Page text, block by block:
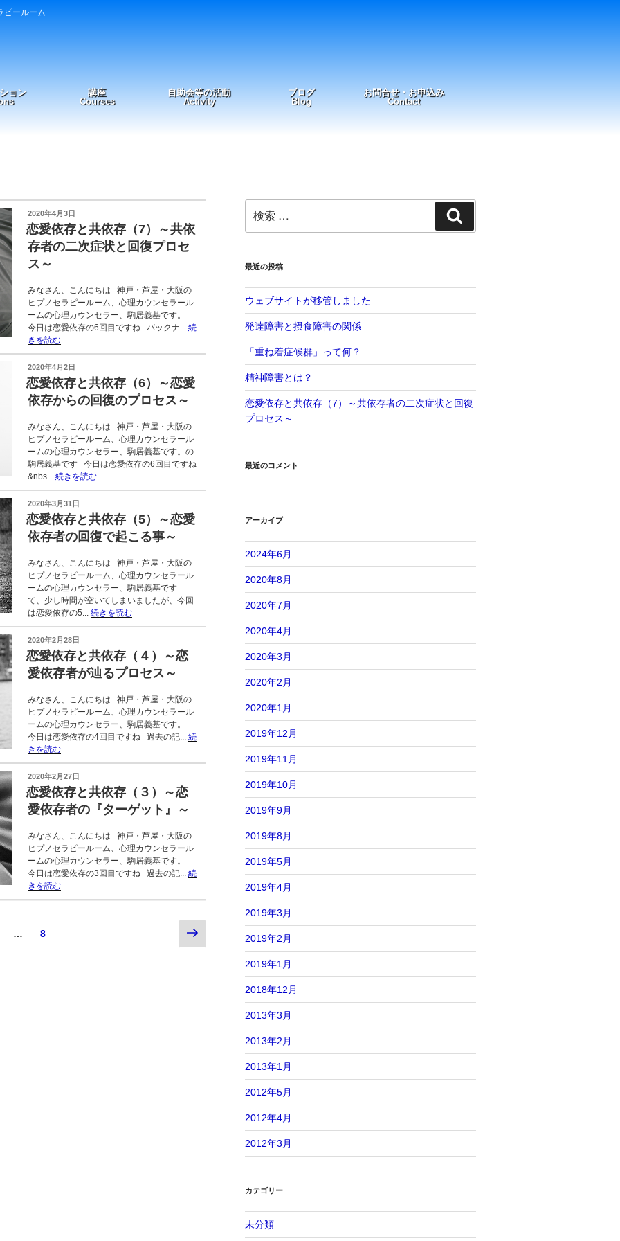
ピールーム
ョン
講座
Courses
自助会等の活動
Activity
ブログ
Blog
お問合せ・お申込み
Contact
投
稿
日:
2020年4月3日
恋愛依存と共依存（7）～共依
存者の二次症状と回復プロセ
ス～
みなさん、こんにちは 神戸・芦屋・大阪の
ヒプノセラピールーム、心理カウンセラール
ームの心理カウンセラー、駒居義基です。
今日は恋愛依存の6回目ですね バックナ... 続
きを読む
投
稿
日:
2020年4月2日
恋愛依存と共依存（6）～恋愛
依存からの回復のプロセス～
みなさん、こんにちは 神戸・芦屋・大阪の
ヒプノセラピールーム、心理カウンセラール
ームの心理カウンセラー、駒居義基です。の
駒居義基です 今日は恋愛依存の6回目ですね
&nbs... 続きを読む
投
稿
日:
2020年3月31日
恋愛依存と共依存（5）～恋愛
依存者の回復で起こる事～
みなさん、こんにちは 神戸・芦屋・大阪の
ヒプノセラピールーム、心理カウンセラール
ームの心理カウンセラー、駒居義基です
て、少し時間が空いてしまいましたが、今回
は恋愛依存の5... 続きを読む
投
稿
日:
2020年2月28日
恋愛依存と共依存（４）～恋
愛依存者が辿るプロセス～
みなさん、こんにちは 神戸・芦屋・大阪の
ヒプノセラピールーム、心理カウンセラール
ームの心理カウンセラー、駒居義基です。
今日は恋愛依存の4回目ですね 過去の記... 続
きを読む
投
稿
日:
2020年2月27日
恋愛依存と共依存（３）～恋
愛依存者の『ターゲット』～
みなさん、こんにちは 神戸・芦屋・大阪の
ヒプノセラピールーム、心理カウンセラール
ームの心理カウンセラー、駒居義基です。
今日は恋愛依存の3回目ですね 過去の記... 続
きを読む
…
ペ
8
次
の
索:
索
最近の投稿
ウェブサイトが移管しました
発達障害と摂食障害の関係
「重ね着症候群」って何？
精神障害とは？
恋愛依存と共依存（7）～共依存者の二次症状と回復
プロセス～
最近のコメント
アーカイブ
2024年6月
2020年8月
2020年7月
2020年4月
2020年3月
2020年2月
2020年1月
2019年12月
2019年11月
2019年10月
2019年9月
2019年8月
2019年5月
2019年4月
2019年3月
2019年2月
2019年1月
2018年12月
2013年3月
2013年2月
2013年1月
2012年5月
2012年4月
2012年3月
カテゴリー
未分類